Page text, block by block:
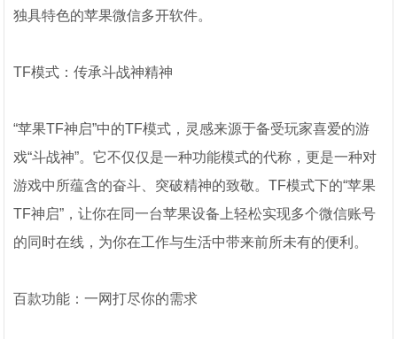
独具特色的苹果微信多开软件。
TF模式：传承斗战神精神
“苹果TF神启”中的TF模式，灵感来源于备受玩家喜爱的游
戏“斗战神”。它不仅仅是一种功能模式的代称，更是一种对
游戏中所蕴含的奋斗、突破精神的致敬。TF模式下的“苹果
TF神启”，让你在同一台苹果设备上轻松实现多个微信账号
的同时在线，为你在工作与生活中带来前所未有的便利。
百款功能：一网打尽你的需求